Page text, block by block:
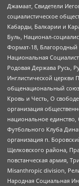
Джамаат, Свидетели
социалистическое
Кабарды, Балкарии и
Буль, Национал-
Формат-18,
Национальная
Родовая Держава Русь,
Инглистической церкви
общенациональный
Кровь и Честь, О
организация
национальное
Футбольного Клуба
организация п.
Щелковского района,
повстанческая армия,
Misanthropic division,
Народная Социальная